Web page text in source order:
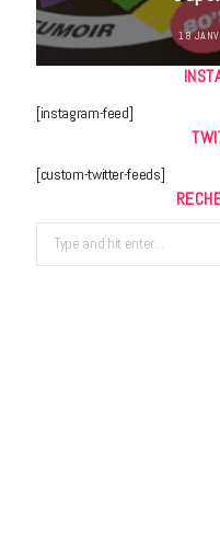
18
[instagram-feed]
[custom-twitter-feeds]
Search
for: